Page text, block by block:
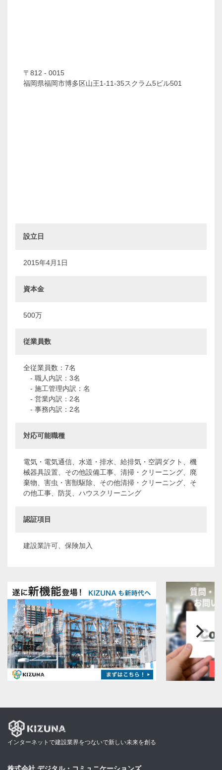
〒812 - 0015
福岡県福岡市博多区山王1-11-35スクラム5ビル501
設立日
2015年4月1日
資本金
500万
従業員数
全従業員数：7名
- 職人内訳：3名
- 施工管理内訳：名
- 営業内訳：2名
- 事務内訳：2名
対応可能職種
電気・電気通信、水道・排水、給排気・空調ダクト、機
械器具設置、その他設備工事、清掃・クリーニング、廃
棄物、害虫・害獣駆除、その他清掃・クリーニング、そ
の他工事、防災、ハウスクリーニング
認証項目
建設業許可、保険加入
インターネットで建設業界をつないで新しい未来を創る